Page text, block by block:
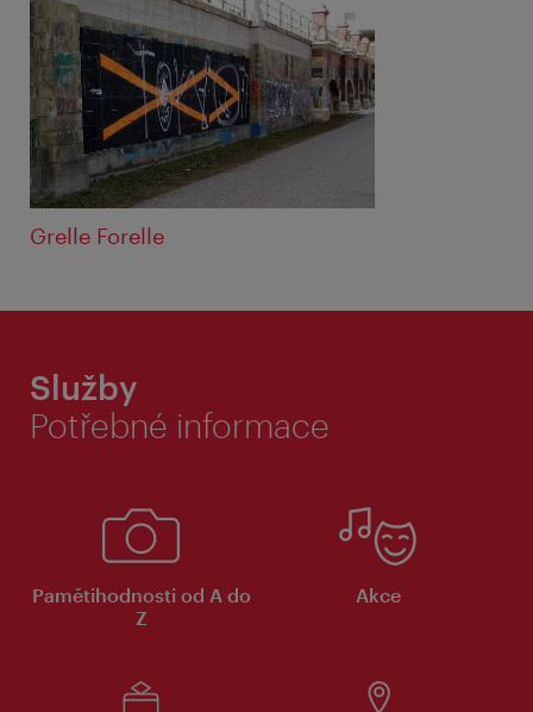
Grelle Forelle
Služby
Potřebné informace
Pamětihodnosti od A do
Z
Akce